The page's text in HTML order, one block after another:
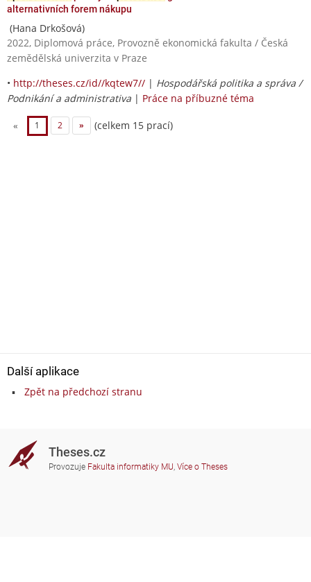
alternativních forem nákupu
(Hana Drkošová)
2022, Diplomová práce, Provozně ekonomická fakulta / Česká
zemědělská univerzita v Praze
• http://theses.cz/id//kqtew7// | Hospodářská politika a správa /
Podnikání a administrativa | Práce na příbuzné téma
« 1 2 » (celkem 15 prací)
Další aplikace
Zpět na předchozí stranu
Theses.cz
Provozuje Fakulta informatiky MU, Více o Theses